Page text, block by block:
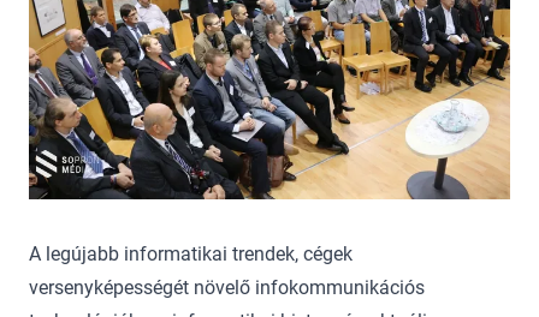
A legújabb informatikai trendek, cégek
versenyképességét növelő infokommunikációs